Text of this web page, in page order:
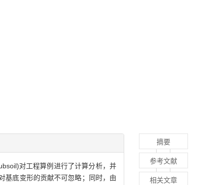
对工程算例进行了计算分析，并
基底变形的贡献不可忽略；同时，由
摘要
参考文献
相关文章